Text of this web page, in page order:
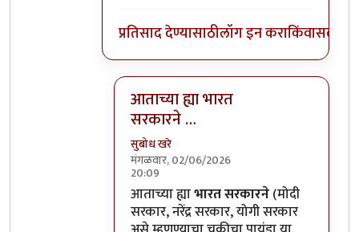
प्रतिसाद देण्यासाठीलॉग इन कराकिंवासदस्य
आताच्या ह्या भारत
सरकारने …
सुबोध खरे
मंगळवार, 02/06/2026
20:09
In reply toहा जो तुमचा ग्रह आहे ना की…
आताच्या ह्याभारत सरकारने(मोदी
सरकार, नरेंद्र सरकार, योगी सरकार